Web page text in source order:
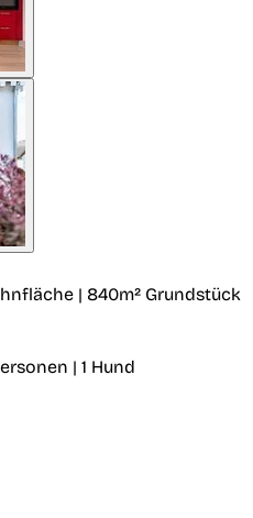
| 840m² Grundstück
| 1 Hund